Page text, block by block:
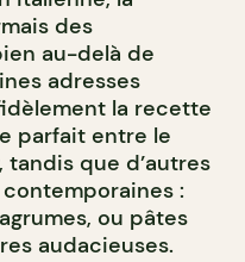
des
au-delà de
adresses
la recette
parfait entre le
que d’autres
:
ou pâtes
audacieuses.